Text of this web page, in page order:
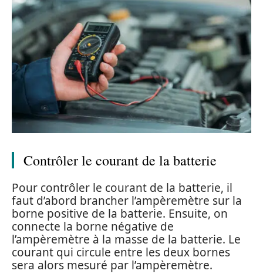
Contrôler le courant de la batterie
Pour contrôler le courant de la batterie, il
faut d’abord brancher l’ampèremètre sur la
borne positive de la batterie. Ensuite, on
connecte la borne négative de
l’ampèremètre à la masse de la batterie. Le
courant qui circule entre les deux bornes
sera alors mesuré par l’ampèremètre.